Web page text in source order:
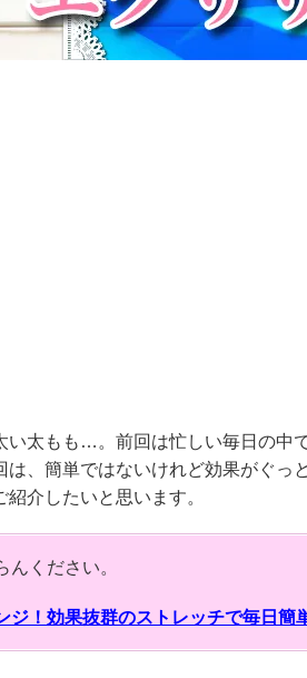
い太もも…。前回は忙しい毎日の中
は、簡単ではないけれど効果がぐっ
介したいと思います。
ください。
ジ！効果抜群のストレッチで毎日簡